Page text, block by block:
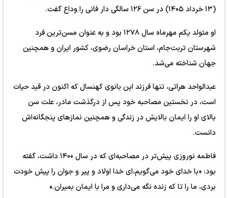
(۱۳ خرداد ۱۴۰۵) در سن ۱۲۶ سالگی دار فانی را وداع گفت.
او متولد یکم مهرماه سال ۱۲۷۸ بود و به عنوان مسن‌ترین فرد
شهرستان تربت‌جام، استان خراسان رضوی، کشور ایران و همچنین
جهان شناخته می‌شد.
عبدالواحد هراتی، تنها فرزند این بانوی کهنسال که اکنون در قید حیات
است، در نخستین مصاحبه خود پس از درگذشت مادر، علت سن
بالای او را ایمان بالایش در زندگی و همچنین نماز‌های پنجگانه‌اش
دانست.
فاطمه نوروزی پیش‌تر در مصاحبه‌ای که در سال ۱۴۰۰ داشت، گفته
بود: «با خدای خود می‌گویم،‌ای خدا اولاد و پیر و جوان را پیش خودت
بردی، ما را تا که زنده نگه می‌داری و مرا با ایمان بمیران.»